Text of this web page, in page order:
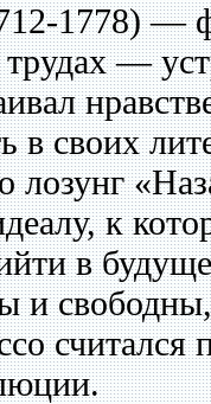
1778) —
трудах —
в своих
лозунг
к
в
и